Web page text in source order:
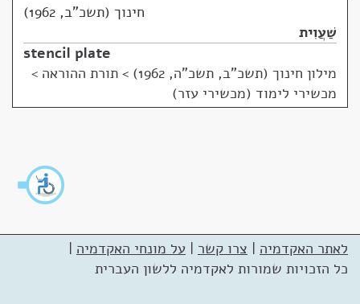
חינוך (תשכ"ב, 1962)
שַׁעֲוִית
stencil plate
מילון חינוך (תשכ"ב, תשכ"ה, 1962)
> תורת ההוראה >
מכשירי לימוד (מכשירי עזר)
לאתר האקדמיה | צרו קשר | על מונחי האקדמיה |
כל הזכויות שמורות לאקדמיה ללשון העברית